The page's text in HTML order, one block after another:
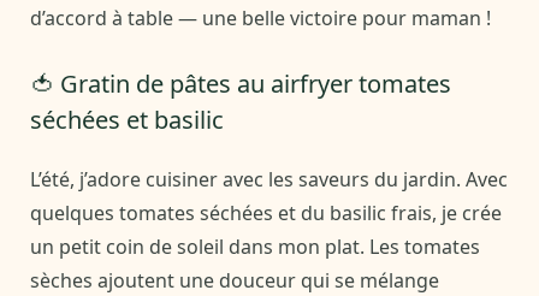
d’accord à table — une belle victoire pour maman !
🍅 Gratin de pâtes au airfryer tomates
séchées et basilic
L’été, j’adore cuisiner avec les saveurs du jardin. Avec
quelques tomates séchées et du basilic frais, je crée
un petit coin de soleil dans mon plat. Les tomates
sèches ajoutent une douceur qui se mélange